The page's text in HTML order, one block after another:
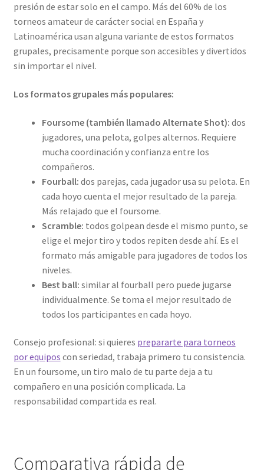
presión de estar solo en el campo. Más del 60% de los
torneos amateur de carácter social en España y
Latinoamérica usan alguna variante de estos formatos
grupales, precisamente porque son accesibles y divertidos
sin importar el nivel.
Los formatos grupales más populares:
Foursome (también llamado Alternate Shot): dos
jugadores, una pelota, golpes alternos. Requiere
mucha coordinación y confianza entre los
compañeros.
Fourball: dos parejas, cada jugador usa su pelota. En
cada hoyo cuenta el mejor resultado de la pareja.
Más relajado que el foursome.
Scramble: todos golpean desde el mismo punto, se
elige el mejor tiro y todos repiten desde ahí. Es el
formato más amigable para jugadores de todos los
niveles.
Best ball: similar al fourball pero puede jugarse
individualmente. Se toma el mejor resultado de
todos los participantes en cada hoyo.
Consejo profesional: si quieres prepararte para torneos
por equipos con seriedad, trabaja primero tu consistencia.
En un foursome, un tiro malo de tu parte deja a tu
compañero en una posición complicada. La
responsabilidad compartida es real.
Comparativa rápida de